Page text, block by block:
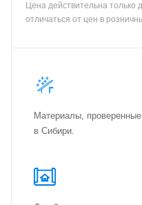
Цена действительна только
отличаться от цен в
Материалы, проверенные
в Сибири.